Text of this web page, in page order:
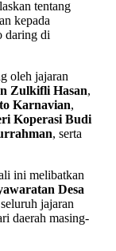
tentang
kepada
daring di
oleh jajaran
Zulkifli Hasan,
Karnavian,
Koperasi Budi
, serta
ini melibatkan
Desa
jajaran
daerah masing-